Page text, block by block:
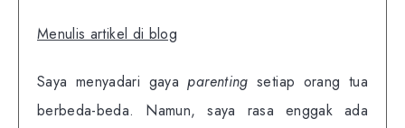
Menulis artikel di blog
Saya menyadari gayaparenting setiap orang tua
berbeda-beda. Namun, saya rasa enggak ada